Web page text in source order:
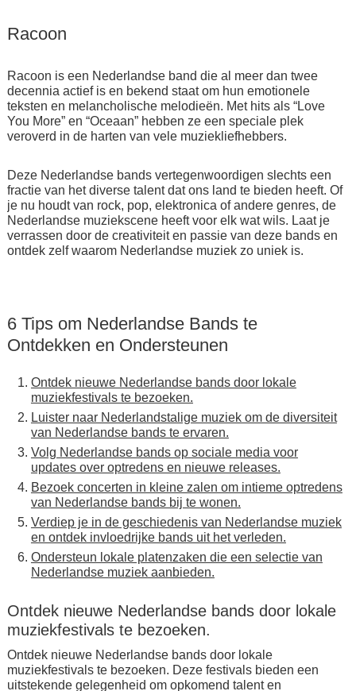
Racoon
Racoon is een Nederlandse band die al meer dan twee
decennia actief is en bekend staat om hun emotionele
teksten en melancholische melodieën. Met hits als “Love
You More” en “Oceaan” hebben ze een speciale plek
veroverd in de harten van vele muziekliefhebbers.
Deze Nederlandse bands vertegenwoordigen slechts een
fractie van het diverse talent dat ons land te bieden heeft. Of
je nu houdt van rock, pop, elektronica of andere genres, de
Nederlandse muziekscene heeft voor elk wat wils. Laat je
verrassen door de creativiteit en passie van deze bands en
ontdek zelf waarom Nederlandse muziek zo uniek is.
6 Tips om Nederlandse Bands te
Ontdekken en Ondersteunen
Ontdek nieuwe Nederlandse bands door lokale
muziekfestivals te bezoeken.
Luister naar Nederlandstalige muziek om de diversiteit
van Nederlandse bands te ervaren.
Volg Nederlandse bands op sociale media voor
updates over optredens en nieuwe releases.
Bezoek concerten in kleine zalen om intieme optredens
van Nederlandse bands bij te wonen.
Verdiep je in de geschiedenis van Nederlandse muziek
en ontdek invloedrijke bands uit het verleden.
Ondersteun lokale platenzaken die een selectie van
Nederlandse muziek aanbieden.
Ontdek nieuwe Nederlandse bands door lokale
muziekfestivals te bezoeken.
Ontdek nieuwe Nederlandse bands door lokale
muziekfestivals te bezoeken. Deze festivals bieden een
uitstekende gelegenheid om opkomend talent en